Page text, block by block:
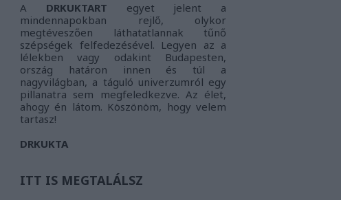
A
DRKUKTART egyet jelent a
mindennapokban rejlő, olykor
megtéveszően láthatatlannak tűnő
szépségek felfedezésével. Legyen az a
lélekben vagy odakint Budapesten,
ország határon innen és túl a
nagyvilágban, a táguló univerzumról egy
pillanatra sem megfeledkezve. Az élet,
ahogy én látom. Köszönöm, hogy velem
tartasz!
DRKUKTA
ITT IS MEGTALÁLSZ